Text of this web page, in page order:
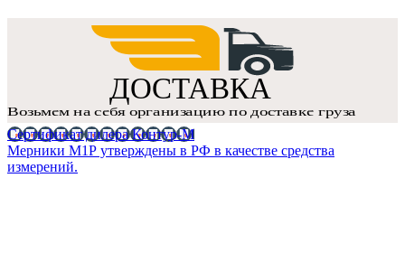
Сертификат дилера Контур-М
Мерники М1Р утверждены в РФ в качестве средства
измерений.